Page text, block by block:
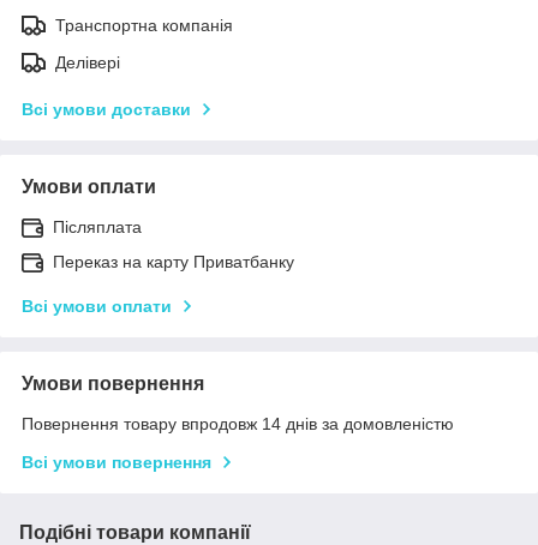
Транспортна компанія
Делівері
Всі умови доставки
Умови оплати
Післяплата
Переказ на карту Приватбанку
Всі умови оплати
Умови повернення
Повернення товару впродовж 14 днів за домовленістю
Всі умови повернення
Подібні товари компанії